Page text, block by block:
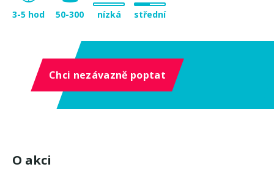
3-5 hod 50-300 nízká střední
Chci nezávazně poptat
O akci